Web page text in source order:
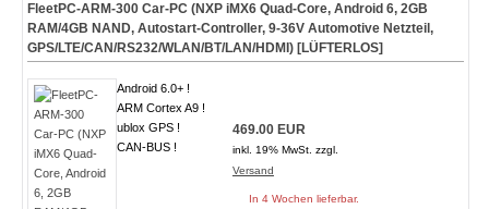
FleetPC-ARM-300 Car-PC (NXP iMX6 Quad-Core, Android 6, 2GB
RAM/4GB NAND, Autostart-Controller, 9-36V Automotive Netzteil,
GPS/LTE/CAN/RS232/WLAN/BT/LAN/HDMI) [LÜFTERLOS]
Android 6.0+ !
ARM Cortex A9 !
ublox GPS !
CAN-BUS !
469.00 EUR
inkl. 19% MwSt. zzgl.
Versand
In 4 Wochen lieferbar.